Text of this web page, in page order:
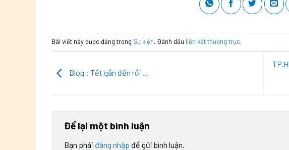
Bài viết này được đăng trong Sự kiện. Đánh dấu liên kết thường trực.
Blog : Tết gần đến rồi …
Để lại một bình luận
Bạn phải đăng nhập để gửi bình luận.